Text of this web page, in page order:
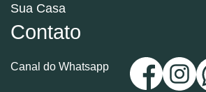
Sua Casa
Contato
Canal do Whatsapp